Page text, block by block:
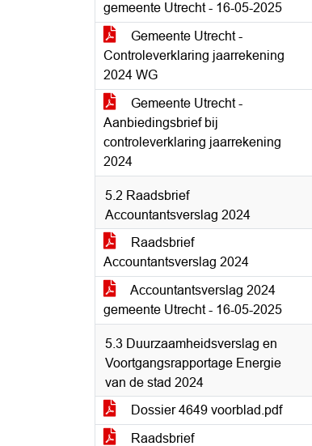
gemeente Utrecht - 16-05-2025
Gemeente Utrecht -
Controleverklaring jaarrekening
2024 WG
Gemeente Utrecht -
Aanbiedingsbrief bij
controleverklaring jaarrekening
2024
5.2 Raadsbrief
Accountantsverslag 2024
Raadsbrief
Accountantsverslag 2024
Accountantsverslag 2024
gemeente Utrecht - 16-05-2025
5.3 Duurzaamheidsverslag en
Voortgangsrapportage Energie
van de stad 2024
Dossier 4649 voorblad.pdf
Raadsbrief